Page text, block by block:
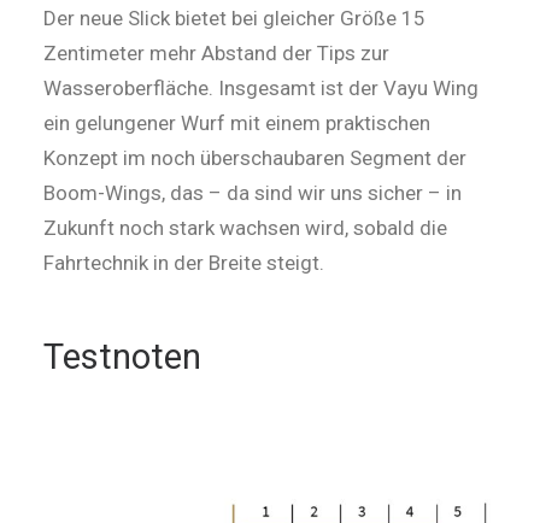
Der neue Slick bietet bei gleicher Größe 15
Zentimeter mehr Abstand der Tips zur
Wasseroberfläche. Insgesamt ist der Vayu Wing
ein gelungener Wurf mit einem praktischen
Konzept im noch überschaubaren Segment der
Boom-Wings, das – da sind wir uns sicher – in
Zukunft noch stark wachsen wird, sobald die
Fahrtechnik in der Breite steigt.
Testnoten